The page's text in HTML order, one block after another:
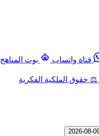
قناة واتساب
بوت المناهج
⚖️ حقوق الملكية الفكرية